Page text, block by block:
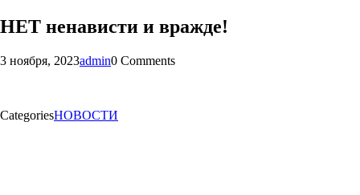
НЕТ ненависти и вражде!
3 ноября, 2023admin0 Comments
CategoriesНОВОСТИ